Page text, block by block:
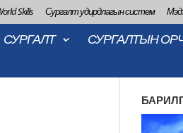
Skills Сургалт удирдлагын систем
СУРГАЛТ СУРГАЛТЫН